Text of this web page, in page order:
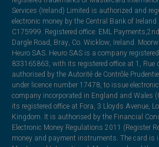
Services (Ireland) Limited is authorized and
electronic money by the Central Bank of
C175999. Registered office: EML
Dargle Road, Bray, Co. Wicklow, Ireland.
Heuro SAS. Heuro SAS is a company
833165863, with its registered office at 1, Rue
authorised by the Autorité de Contrôle
under licence number 17478, to issue
company incorporated in England and Wales
its registered office at Fora, 3 Lloyds Avenue,
Kingdom. It is authorised by the Financial
Electronic Money Regulations 2011 (Register
money and payment instruments. The card is